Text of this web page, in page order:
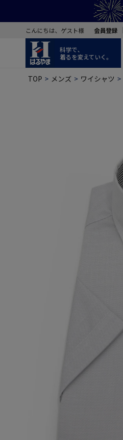
こんにちは、ゲスト様 会員登録
科学で、
着るを変えていく。
TOP メンズ ワイシャツ